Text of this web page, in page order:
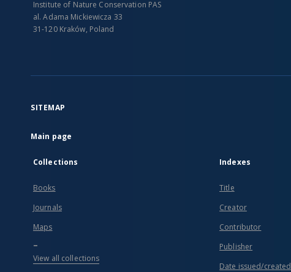
Institute of Nature Conservation PAS
al. Adama Mickiewicza 33
31-120 Kraków, Poland
SITEMAP
Main page
Collections
Books
Journals
Maps
...
View all collections
Indexes
Title
Creator
Contributor
Publisher
Date issued/created